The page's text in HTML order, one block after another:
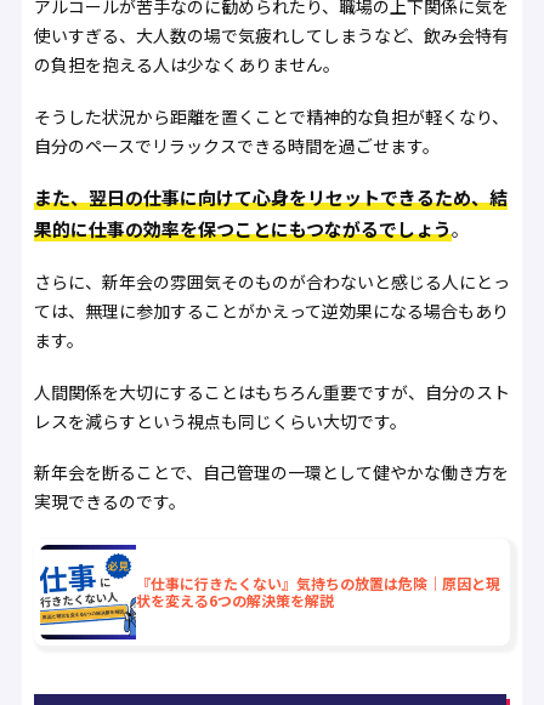
アルコールが苦手なのに勧められたり、職場の上下関係に気を
使いすぎる、大人数の場で気疲れしてしまうなど、飲み会特有
の負担を抱える人は少なくありません。
そうした状況から距離を置くことで精神的な負担が軽くなり、
自分のペースでリラックスできる時間を過ごせます。
また、翌日の仕事に向けて心身をリセットできるため、結
果的に仕事の効率を保つことにもつながるでしょう。
さらに、新年会の雰囲気そのものが合わないと感じる人にとっ
ては、無理に参加することがかえって逆効果になる場合もあり
ます。
人間関係を大切にすることはもちろん重要ですが、自分のスト
レスを減らすという視点も同じくらい大切です。
新年会を断ることで、自己管理の一環として健やかな働き方を
実現できるのです。
『仕事に行きたくない』気持ちの放置は危険｜原因と現
状を変える6つの解決策を解説